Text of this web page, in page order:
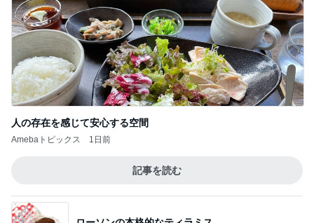
人の存在を感じて安心する空間
Amebaトピックス 1日前
記事を読む